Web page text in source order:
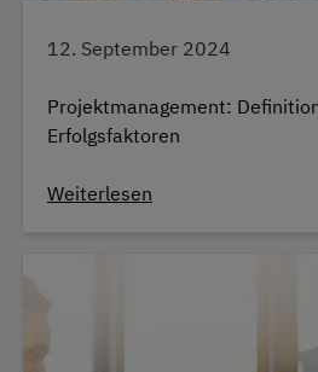
12. September 2024
Projektmanagement:
Erfolgsfaktoren
Weiterlesen